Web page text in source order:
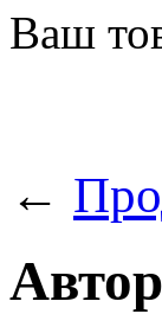
Ваш
←